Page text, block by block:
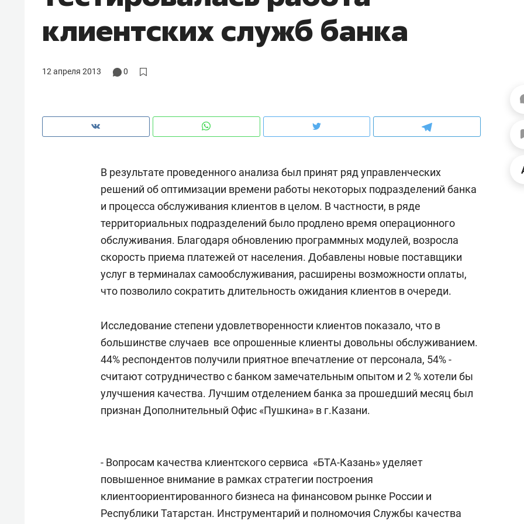
клиентских служб банка
12 апреля 2013 0
В результате проведенного анализа был принят ряд управленческих
решений об оптимизации времени работы некоторых подразделений банка
и процесса обслуживания клиентов в целом. В частности, в ряде
территориальных подразделений было продлено время операционного
обслуживания. Благодаря обновлению программных модулей, возросла
скорость приема платежей от населения. Добавлены новые поставщики
услуг в терминалах самообслуживания, расширены возможности оплаты,
что позволило сократить длительность ожидания клиентов в очереди.
Исследование степени удовлетворенности клиентов показало, что в
большинстве случаев все опрошенные клиенты довольны обслуживанием.
44% респондентов получили приятное впечатление от персонала, 54% -
считают сотрудничество с банком замечательным опытом и 2 % хотели бы
улучшения качества. Лучшим отделением банка за прошедший месяц был
признан Дополнительный Офис «Пушкина» в г.Казани.
- Вопросам качества клиентского сервиса «БТА-Казань» уделяет
повышенное внимание в рамках стратегии построения
клиентоориентированного бизнеса на финансовом рынке России и
Республики Татарстан. Инструментарий и полномочия Службы качества
рынки, почему надо знать аксакалов и
клиентах и чудных запросах мастеров
Рекомендуем
Оставить шум за волной: как
строят тишину в казанском
ЖК «Заря»
Рекомендуем
Психотерапевт «Фороса»:
«Директорский невроз» –
когда человек не считает
свою сверхнагрузку
стрессом»
Рекомендуем
Дизайнер-прораб
Наседкина: «Ремонт
с мебелью за 2
для меня это